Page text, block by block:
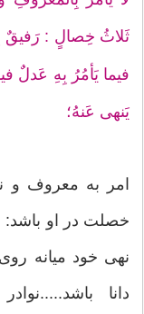
ثَلاثُ خِصالٍ : رَفيقٌ
فيما يَأمُرُ بِهِ عَدلٌ
يَنهى عَنهُ؛
امر به معروف و
خصلت در او باشد:
نهى خود ميانه